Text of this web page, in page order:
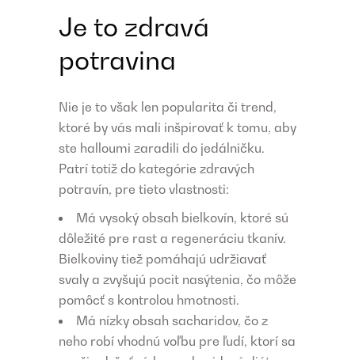
Je to zdravá
potravina
Nie je to však len popularita či trend,
ktoré by vás mali inšpirovať k tomu, aby
ste halloumi zaradili do jedálničku.
Patrí totiž do kategórie zdravých
potravín, pre tieto vlastnosti:
Má vysoký obsah bielkovín, ktoré sú
dôležité pre rast a regeneráciu tkanív.
Bielkoviny tiež pomáhajú udržiavať
svaly a zvyšujú pocit nasýtenia, čo môže
pomôcť s kontrolou hmotnosti.
Má nízky obsah sacharidov, čo z
neho robí vhodnú voľbu pre ľudí, ktorí sa